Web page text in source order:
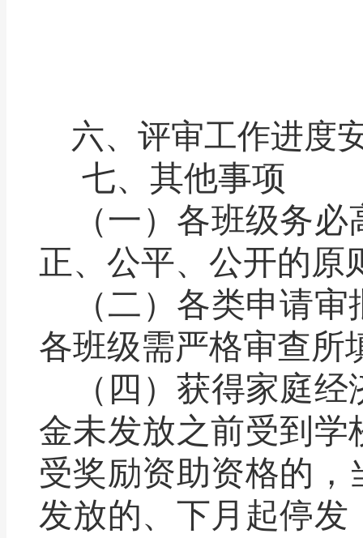
六、评审工作进度
七、其他事项
（一）各班级务
正、公平、公开的原
（二）各类申请
各班级需严格审查所
（四）获得家庭
金未发放之前受到
受奖励资助资格的
发放的、下月起停